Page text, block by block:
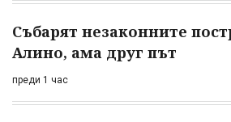
Събарят незаконните
Алино, ама друг път
преди 1 час